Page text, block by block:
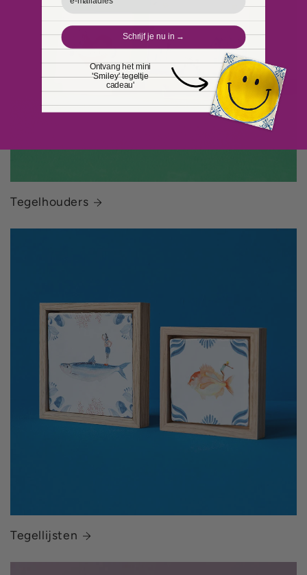
Tegelhouders
Tegellijsten
Schrijf je nu in →
Ontvang het mini
'Smiley' tegeltje
cadeau'